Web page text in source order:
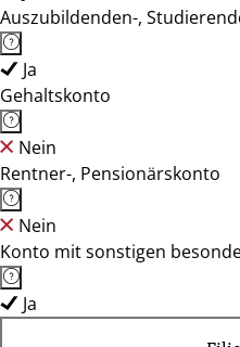
Auszubildenden-,
Ja
Gehaltskonto
Nein
Rentner-, Pensionärskonto
Nein
Konto mit sonstigen
Ja